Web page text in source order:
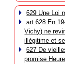
629 Une Loi
art 628 En
Vichy) ne
illégitime et
627 De
promise